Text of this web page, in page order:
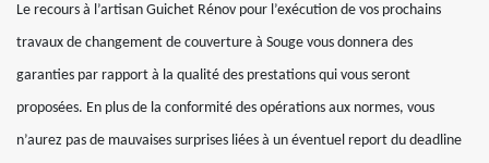
Le recours à l’artisan Guichet Rénov pour l’exécution de vos prochains
travaux de changement de couverture à Souge vous donnera des
garanties par rapport à la qualité des prestations qui vous seront
proposées. En plus de la conformité des opérations aux normes, vous
n’aurez pas de mauvaises surprises liées à un éventuel report du deadline